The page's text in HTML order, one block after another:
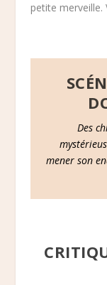
petite merveille.
Des
mener son